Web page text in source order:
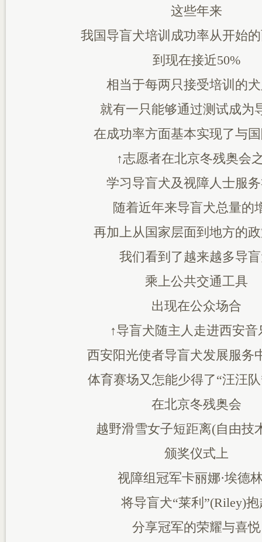
这些年来
我国导盲犬培训成功率从开始
到现在接近50%
相当于每两只接受培训的
就有一只能够通过测试成为
在成功率方面基本实现了与
↑志愿者在北京冬残奥会
学习导盲犬及视障人士服
随着近年来导盲犬总量的
再加上从国家层面到地方的
我们看到了越来越多导
乘上公共交通工具
出现在公众场合
↑导盲犬随主人走进西安音
西安阳光使者导盲犬发展服务
体育赛场又怎能少得了“汪汪
在北京冬残奥会
越野滑雪女子短距离(自由技
颁奖仪式上
视障组冠军卡丽娜·埃德
将导盲犬“莱利”(Riley)抱
分享冠军的荣耀与喜悦